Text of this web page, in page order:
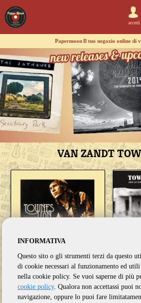
accedi
PapermoonIl tuo negozio online di
VAN ZANDT
VAN ZANDT TOWNES
LIVE ON SOLO SESSIONS: AUSTIN, TX.
1995
LIVE AT
INFORMATIVA
Questo sito o gli strumenti terzi da questo
di cookie necessari al funzionamento ed
nella cookie policy. Se vuoi saperne di più
cookie policy. Qualora non accettassi puoi
navigazione, oppure lo puoi fare